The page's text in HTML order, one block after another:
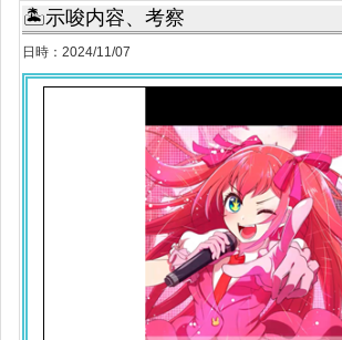
🏝示唆内容、考察
日時：2024/11/07